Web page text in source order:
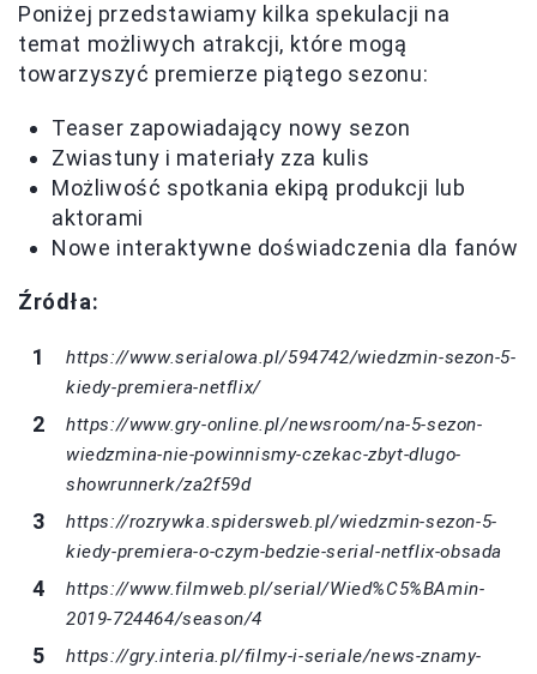
Poniżej przedstawiamy kilka spekulacji na
temat możliwych atrakcji, które mogą
towarzyszyć premierze piątego sezonu:
Teaser zapowiadający nowy sezon
Zwiastuny i materiały zza kulis
Możliwość spotkania ekipą produkcji lub
aktorami
Nowe interaktywne doświadczenia dla fanów
Źródła:
https://www.serialowa.pl/594742/wiedzmin-sezon-5-
kiedy-premiera-netflix/
https://www.gry-online.pl/newsroom/na-5-sezon-
wiedzmina-nie-powinnismy-czekac-zbyt-dlugo-
showrunnerk/za2f59d
https://rozrywka.spidersweb.pl/wiedzmin-sezon-5-
kiedy-premiera-o-czym-bedzie-serial-netflix-obsada
https://www.filmweb.pl/serial/Wied%C5%BAmin-
2019-724464/season/4
https://gry.interia.pl/filmy-i-seriale/news-znamy-